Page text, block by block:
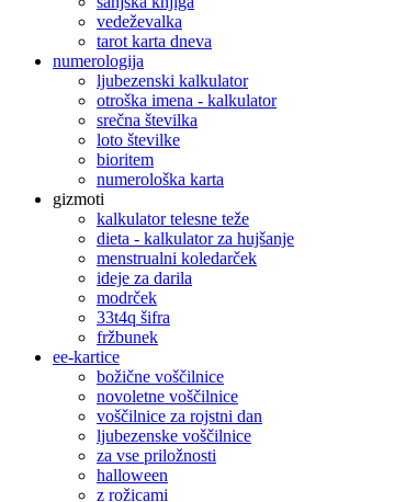
vedeževalka
tarot karta dneva
numerologija
ljubezenski kalkulator
otroška imena - kalkulator
srečna številka
loto številke
bioritem
numerološka karta
gizmoti
kalkulator telesne teže
dieta - kalkulator za hujšanje
menstrualni koledarček
ideje za darila
modrček
33t4q šifra
fržbunek
ee-kartice
božične voščilnice
novoletne voščilnice
voščilnice za rojstni dan
ljubezenske voščilnice
za vse priložnosti
halloween
z rožicami